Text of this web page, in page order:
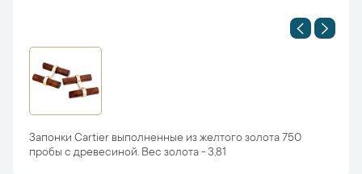
Запонки Cartier выполненные из желтого золота 750
пробы с древесиной. Вес золота - 3,81